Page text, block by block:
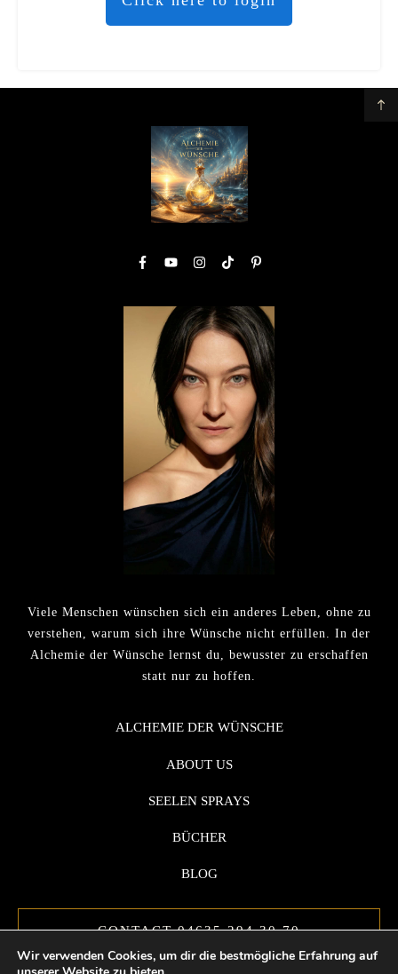
Viele Menschen wünschen sich ein anderes Leben, ohne zu
verstehen, warum sich ihre Wünsche nicht erfüllen. In der
Alchemie der Wünsche lernst du, bewusster zu erschaffen
statt nur zu hoffen.
ALCHEMIE DER WÜNSCHE
ABOUT US
SEELEN SPRAYS
BÜCHER
BLOG
CONTACT 04635 294 30 70
Wir verwenden Cookies, um dir die bestmögliche Erfahrung auf